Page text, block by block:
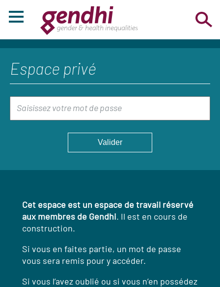
Espace privé
Cet espace est un espace de travail réservé
aux membres de Gendhi. Il est en cours de
construction.
Si vous en faites partie, un mot de passe
vous sera remis pour y accéder.
Si vous l’avez oublié ou si vous n’en possédez